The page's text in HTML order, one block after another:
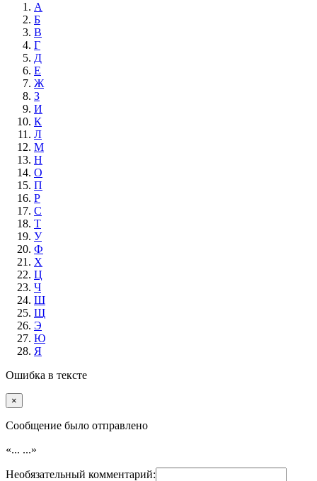
А
Б
В
Г
Д
Е
Ж
З
И
К
Л
М
Н
О
П
Р
С
Т
У
Ф
Х
Ц
Ч
Ш
Щ
Э
Ю
Я
Ошибка в тексте
×
Cообщение было отправлено
«... ...»
Необязательный комментарий: